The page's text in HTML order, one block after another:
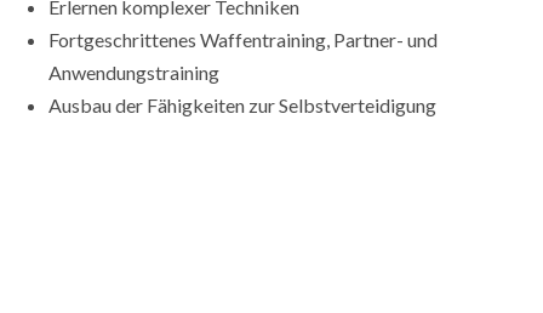
Erlernen komplexer Techniken
Fortgeschrittenes Waffentraining, Partner- und
Anwendungstraining
Ausbau der Fähigkeiten zur Selbstverteidigung